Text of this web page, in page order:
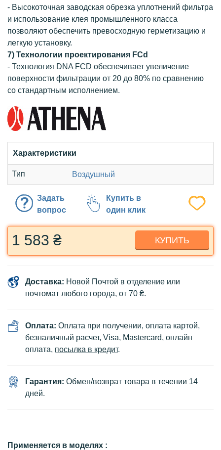
- Высокоточная заводская обрезка уплотнений фильтра
и использование клея промышленного класса
позволяют обеспечить превосходную герметизацию и
легкую установку.
7) Технологии проектирования FCd
- Технология DNA FCD обеспечивает увеличение
поверхности фильтрации от 20 до 80% по сравнению
со стандартным исполнением.
Характеристики
Тип Воздушный
Задать
вопрос
Купить в
один клик
1 583 ₴ КУПИТЬ
Доставка: Новой Почтой в отделение или
почтомат любого города, от 70 ₴.
Оплата: Оплата при получении, оплата картой,
безналичный расчет, Visa, Mastercard, онлайн
оплата, посылка в кредит.
Гарантия: Обмен/возврат товара в течении 14
дней.
Применяется в моделях :